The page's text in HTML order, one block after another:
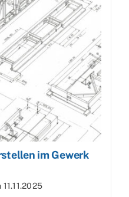
im Gewerk
11.11.2025